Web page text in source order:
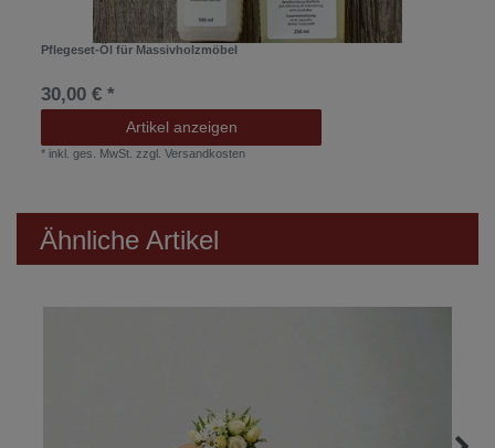
Pflegeset-Öl für Massivholzmöbel
30,00 € *
Artikel anzeigen
* inkl. ges. MwSt. zzgl.Versandkosten
Ähnliche Artikel